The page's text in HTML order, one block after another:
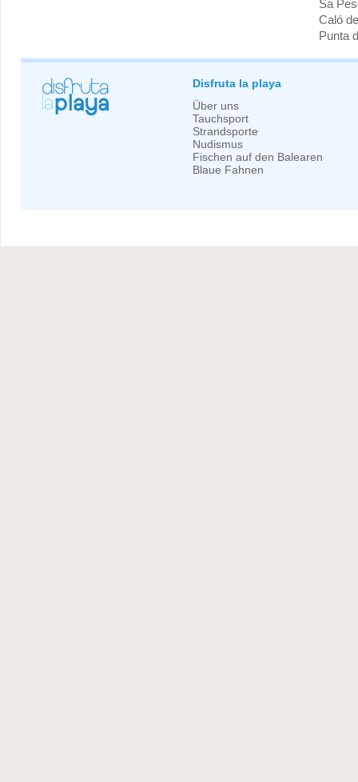
Sa
Caló
Punta
Disfruta la playa
Über uns
Tauchsport
Strandsporte
Nudismus
Fischen auf den Balearen
Blaue Fahnen